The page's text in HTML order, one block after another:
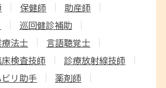
保健師
助産師
巡回健診補助
法士
言語聴覚士
検査技師
診療放射線技師
ビリ助手
薬剤師